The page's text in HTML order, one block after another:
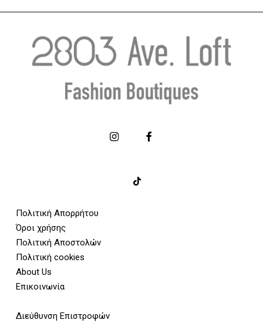
Πολιτική Απορρήτου
Όροι χρήσης
Πολιτική Αποστολών
Πολιτική cookies
About Us
Επικοινωνία
Διεύθυνση Επιστροφών